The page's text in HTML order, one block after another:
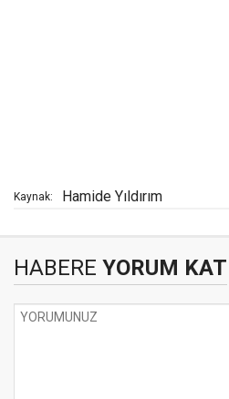
Kaynak: Hamide Yıldırım
HABERE YORUM KAT